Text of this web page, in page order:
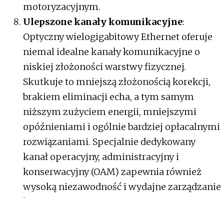
motoryzacyjnym.
Ulepszone kanały komunikacyjne:
Optyczny wielogigabitowy Ethernet oferuje
niemal idealne kanały komunikacyjne o
niskiej złożoności warstwy fizycznej.
Skutkuje to mniejszą złożonością korekcji,
brakiem eliminacji echa, a tym samym
niższym zużyciem energii, mniejszymi
opóźnieniami i ogólnie bardziej opłacalnymi
rozwiązaniami. Specjalnie dedykowany
kanał operacyjny, administracyjny i
konserwacyjny (OAM) zapewnia również
wysoką niezawodność i wydajne zarządzanie